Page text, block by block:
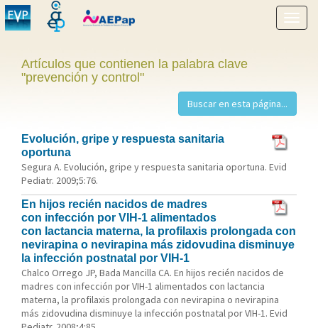
menú
Artículos que contienen la palabra clave
"prevención y control"
Evolución, gripe y respuesta sanitaria
oportuna
Segura A. Evolución, gripe y respuesta sanitaria oportuna. Evid
Pediatr. 2009;5:76.
En hijos recién nacidos de madres
con infección por VIH-1 alimentados
con lactancia materna, la profilaxis prolongada con
nevirapina o nevirapina más zidovudina disminuye
la infección postnatal por VIH-1
Chalco Orrego JP, Bada Mancilla CA. En hijos recién nacidos de
madres con infección por VIH-1 alimentados con lactancia
materna, la profilaxis prolongada con nevirapina o nevirapina
más zidovudina disminuye la infección postnatal por VIH-1. Evid